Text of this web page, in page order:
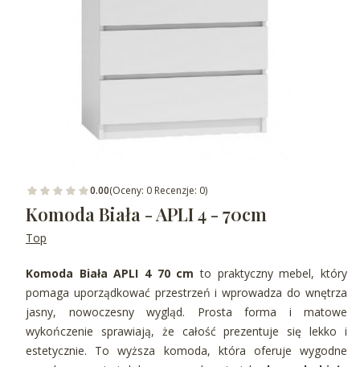
0.00(Oceny: 0 Recenzje: 0)
Komoda Biała - APLI 4 - 70cm
Top
Komoda Biała APLI 4 70 cm to praktyczny mebel, który
pomaga uporządkować przestrzeń i wprowadza do wnętrza
jasny, nowoczesny wygląd. Prosta forma i matowe
wykończenie sprawiają, że całość prezentuje się lekko i
estetycznie. To wyższa komoda, która oferuje wygodne